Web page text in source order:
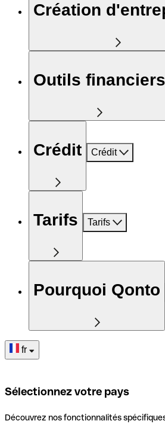
Création
Outils financiers
Crédit Crédit
Tarifs Tarifs
Pourquoi Qonto
fr
Sélectionnez votre pays
Découvrez nos fonctionnalités